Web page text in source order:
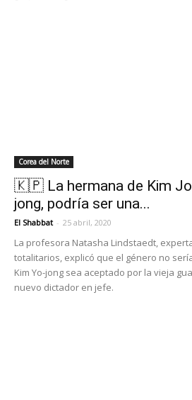
Corea del Norte
🇰🇵 La hermana de Kim
jong, podría ser una...
El Shabbat - 25 abril, 2020
La profesora Natasha Lindstaedt,
totalitarios, explicó que el género no
Kim Yo-jong sea aceptado por la vieja
nuevo dictador en jefe.